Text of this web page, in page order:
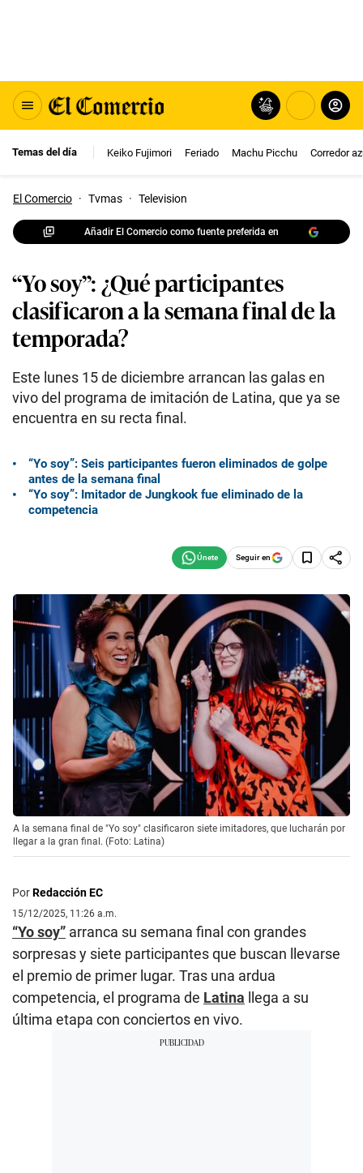
Temas del día Keiko Fujimori Feriado Machu Picchu Corredor
El Comercio · Tvmas · Television
Añadir El Comercio como fuente preferida en
“Yo soy”: ¿Qué participantes
clasificaron a la semana final de la
temporada?
Este lunes 15 de diciembre arrancan las galas en
vivo del programa de imitación de Latina, que ya se
encuentra en su recta final.
“Yo soy”: Seis participantes fueron eliminados de golpe
antes de la semana final
“Yo soy”: Imitador de Jungkook fue eliminado de la
competencia
Seguir en
A la semana final de "Yo soy" clasificaron siete imitadores, que lucharán por
llegar a la gran final. (Foto: Latina)
PorRedacción EC
15/12/2025, 11:26 a.m.
“Yo soy” arranca su semana final con grandes
sorpresas y siete participantes que buscan llevarse
el premio de primer lugar. Tras una ardua
competencia, el programa de Latina llega a su
última etapa con conciertos en vivo.